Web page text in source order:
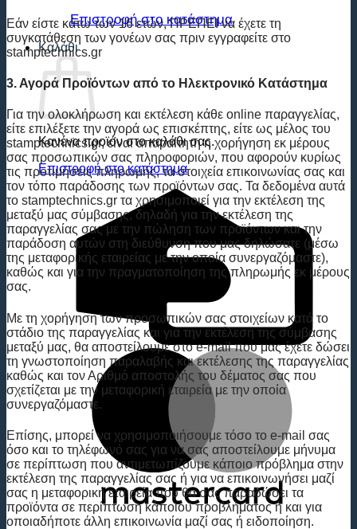
Επιστροφή στο κατάστημα
Καλάθι
Κανένα προϊόν στο καλάθι σας.
Επιστροφή στο κατάστημα
Εάν είστε κάτω των 16 ετών, ΠΡΕΠΕΙ να έχετε τη
συγκατάθεση των γονέων σας πριν εγγραφείτε στο
stamptechnics.gr
3. Αγορά Προϊόντων από το Ηλεκτρονικό Κατάστημα
Για την ολοκλήρωση και εκτέλεση κάθε οnline παραγγελίας,
είτε επιλέξετε την αγορά ως επισκέπτης, είτε ως μέλος του
stamptechnics.gr, είναι απαραίτητη η χορήγηση εκ μέρους
σας προσωπικών σας πληροφοριών, που αφορούν κυρίως
τις προτιμήσεις πληρωμής, τα στοιχεία επικοινωνίας σας και
τον τόπο παράδοσης των προϊόντων σας. Τα δεδομένα αυτά
το stamptechnics.gr τα χρησιμοποιεί για την εκτέλεση της
μεταξύ μας σύμβασης, δηλαδή για την εκτέλεση της
παραγγελίας σας με την πώληση των προϊόντων και την
παράδοση αυτών στη διεύθυνση που μας δηλώσατε (μέσω
της μεταφορικής εταιρείας με την οποία συνεργαζόμαστε),
καθώς και για την πραγματοποίηση της πληρωμής εκ μέρους
σας.
Με τη χορήγηση των προσωπικών σας στοιχείων κατά το
στάδιο της παραγγελίας και για την εκτέλεση της σύμβασης
μεταξύ μας, θα αποστείλουμε στο e-mail που μας έχετε δώσει
τη γνωστοποίηση παραλαβής και εκτέλεσης της παραγγελίας
καθώς και τον Αριθμό αποστολής του δέματος σας που
σχετίζεται με την μεταφορική εταιρεία με την οποία
συνεργαζόμαστε.
Επίσης, μπορεί να χρησιμοποιήσουμε τόσο το e-mail σας
όσο και το τηλέφωνό σας για να σας αποστείλουμε μήνυμα
σε περίπτωση που αντιμετωπίζουμε κάποιο πρόβλημα στην
εκτέλεση της παραγγελίας σας ή για να επικοινωνήσει μαζί
σας η μεταφορική εταιρεία που θα σας παραδώσει τα
προϊόντα σε περίπτωση κάποιου προβλήματος ή και για
οποιαδήποτε άλλη επικοινωνία μαζί σας ή ειδοποίηση.